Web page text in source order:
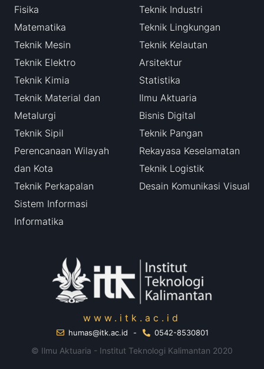
Fisika
Matematika
Teknik Mesin
Teknik Elektro
Teknik Kimia
Teknik Material dan
Metalurgi
Teknik Sipil
Perencanaan Wilayah
dan Kota
Teknik Perkapalan
Sistem Informasi
Informatika
Teknik Industri
Teknik Lingkungan
Teknik Kelautan
Arsitektur
Statistika
Ilmu Aktuaria
Bisnis Digital
Teknik Pangan
Rekayasa Keselamatan
Teknik Logistik
Desain Komunikasi Visual
www.itk.ac.id
humas@itk.ac.id - 0542-8530801
© Ilmu Aktuaria - Institut Teknologi Kalimantan 2020